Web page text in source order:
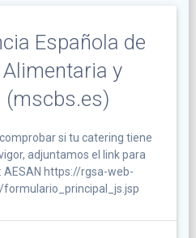
Española de
y
(mscbs.es)
si tu catering tiene
adjuntamos el link para
AESAN https://rgsa-web-